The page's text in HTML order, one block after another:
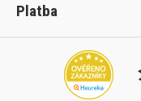
Platba